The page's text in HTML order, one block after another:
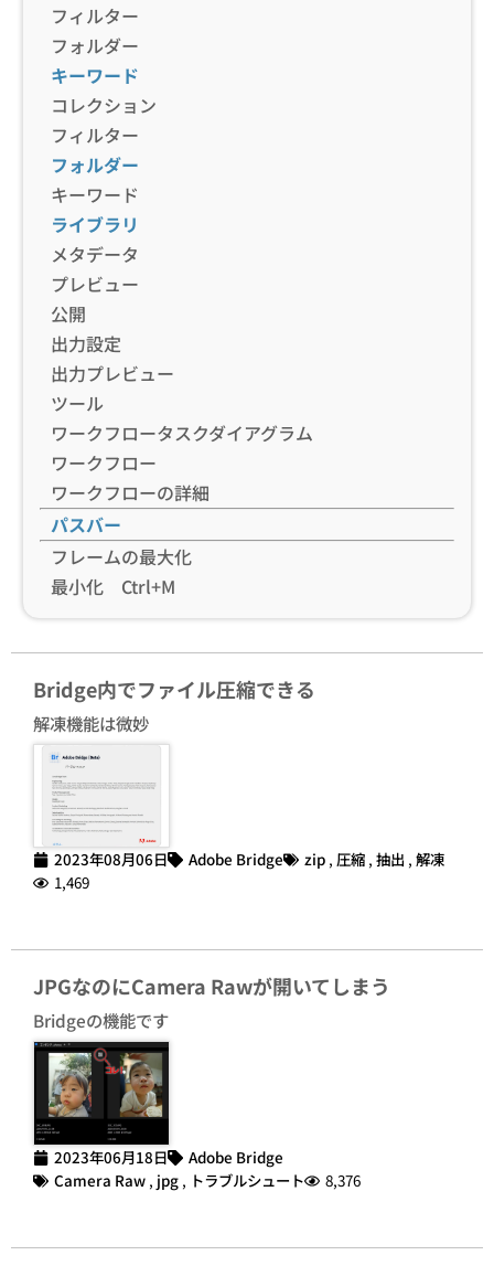
フィルター
フォルダー
キーワード
コレクション
フィルター
フォルダー
キーワード
ライブラリ
メタデータ
プレビュー
公開
出力設定
出力プレビュー
ツール
ワークフロータスクダイアグラム
ワークフロー
ワークフローの詳細
パスバー
フレームの最大化
最小化 Ctrl+M
Bridge内でファイル圧縮できる
解凍機能は微妙
2023年08月06日 Adobe Bridge zip , 圧縮 , 抽出 , 解凍
1,469
JPGなのにCamera Rawが開いてしまう
Bridgeの機能です
2023年06月18日
Adobe Bridge
Camera Raw , jpg , トラブルシュート 8,376